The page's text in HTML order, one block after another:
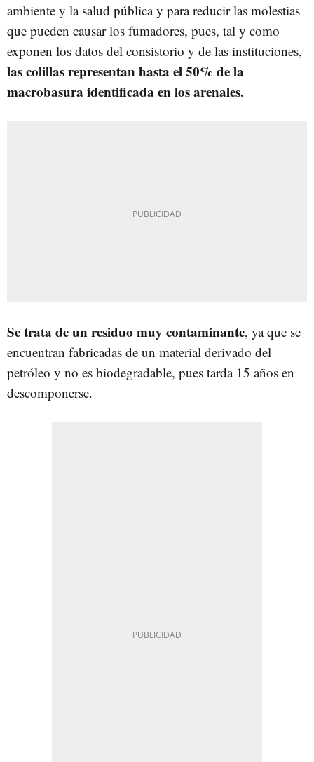
ambiente y la salud pública y para reducir las molestias
que pueden causar los fumadores, pues, tal y como
exponen los datos del consistorio y de las instituciones,
las colillas representan hasta el 50% de la
macrobasura identificada en los arenales.
Se trata de un residuo muy contaminante, ya que se
encuentran fabricadas de un material derivado del
petróleo y no es biodegradable, pues tarda 15 años en
descomponerse.